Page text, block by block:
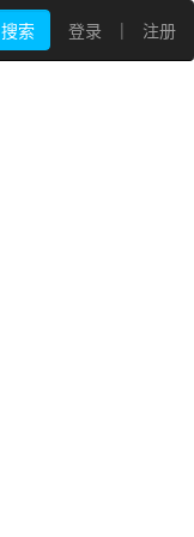
搜索 登录 | 注册